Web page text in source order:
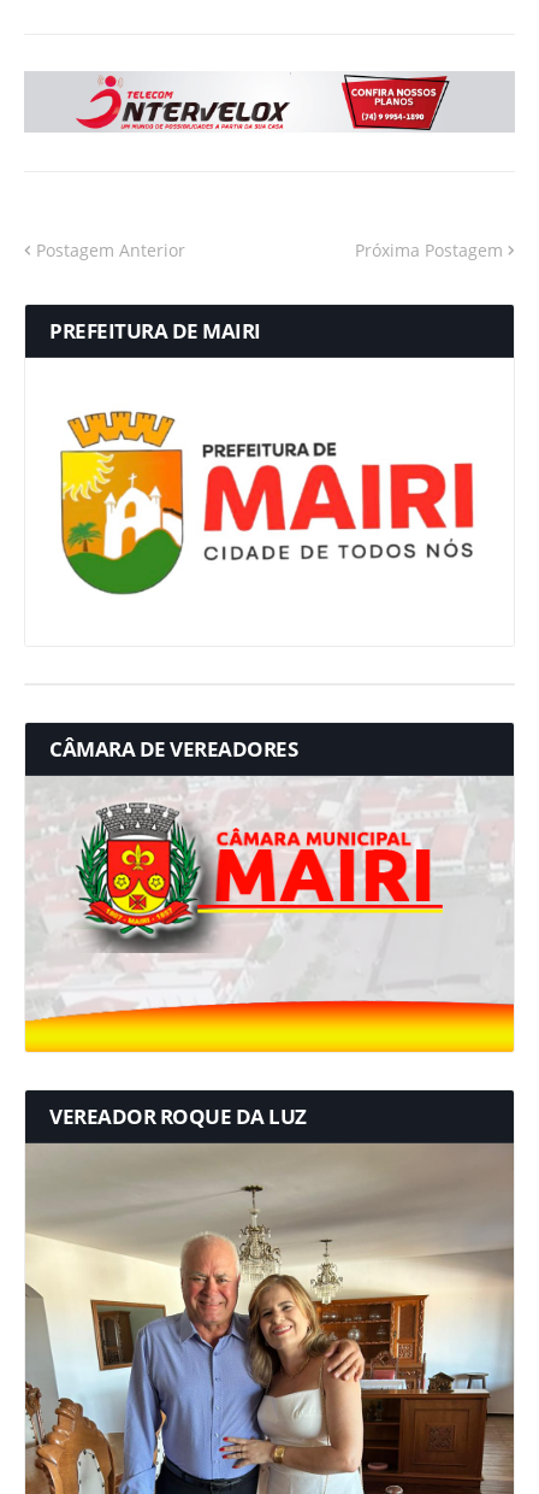
Postagem Anterior Próxima Postagem
PREFEITURA DE MAIRI
CÂMARA DE VEREADORES
VEREADOR ROQUE DA LUZ